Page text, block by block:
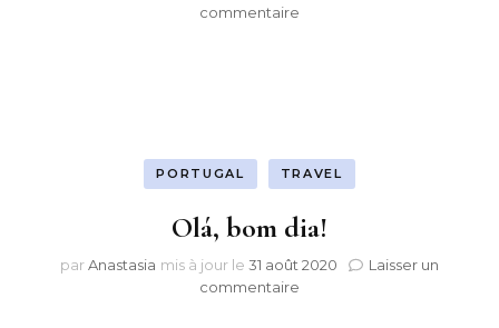
commentaire
PORTUGAL TRAVEL
Olá, bom dia!
parAnastasia mis à jour le 31 août 2020
Laisser un
commentaire